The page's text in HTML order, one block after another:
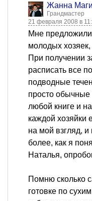
Жанна
Грандмастер
21 февраля 2008 в
Мне предложили
молодых хозяек,
При получении
расписать все
подводные
просто обычные
любой книге и
каждой хозяйки
на мой взгляд,
более, как я
Наталья,
Помню сколько
готовке по